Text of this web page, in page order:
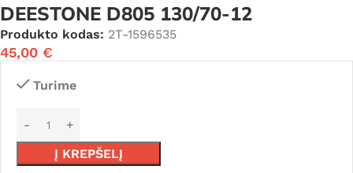
DEESTONE D805 130/70-12
Produkto kodas: 2T-1596535
45,00 €
Turime
Į KREPŠELĮ